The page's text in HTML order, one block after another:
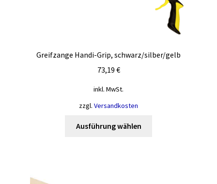
Greifzange Handi-Grip, schwarz/silber/gelb
73,19 €
inkl. MwSt.
zzgl. Versandkosten
Ausführung wählen